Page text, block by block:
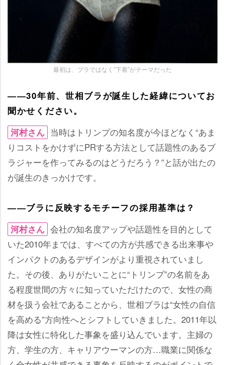
最初は、ブラではなく”下着”がテーマだった
――30年前、世相ブラが誕生した経緯についてお
聞かせください。
河村さん 当時はトリンプの知名度が今ほどなく“あま
りコストをかけずにPRする方法として話題性のあるブ
ラジャーを作ってみるのはどうだろう？”と話が出たの
が誕生のきっかけです。
――ブラに反映するモチーフの採用基準は？
河村さん 会社の知名度アップや話題性を目的として
いた2010年までは、すべての方が共感できる出来事
インパクトのあるデザインがより重視されていまし
た。その後、ありがたいことに“トリンプ”の名前をあ
る程度世間の方々に知っていただけたので、女性の商
材を扱う会社であることから、世相ブラは“女性の自信
を高める”方向性へとシフトしていきました。2011年以
降は女性に特化した事象を盛り込んでいます。主婦の
方、学生の方、キャリアウーマンの方…職業に関係な